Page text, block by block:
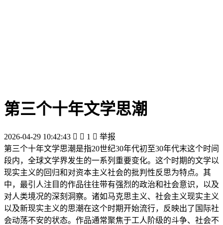
第三个十年文学思潮
2026-04-29 10:42:43   1  举报
第三个十年文学思潮是指20世纪30年代初至30年代末这个时间
段内，全球文学界发生的一系列重要变化。这个时期的文学以
现实主义的回归和对资本主义社会的批判性反思为特点。其
中，最引人注目的作品往往带有强烈的政治和社会意识，以及
对人类境况的深刻洞察。诸如马克思主义、社会主义现实主义
以及新现实主义的思潮在这个时期开始流行，反映出了国际社
会动荡不安的状态。作品通常聚焦于工人阶级的斗争、社会不